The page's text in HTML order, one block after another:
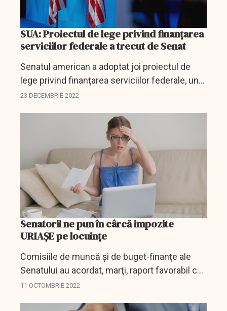
SUA: Proiectul de lege privind finanţarea
serviciilor federale a trecut de Senat
Senatul american a adoptat joi proiectul de
lege privind finanţarea serviciilor federale, un
text care prevede ajutoare acordate Ucrainei în
23 DECEMBRIE 2022
Senatorii ne pun în cârcă impozite
URIAȘE pe locuințe
Comisiile de muncă şi de buget-finanţe ale
Senatului au acordat, marţi, raport favorabil cu
amendamente la OG 16/2022 pentru
11 OCTOMBRIE 2022